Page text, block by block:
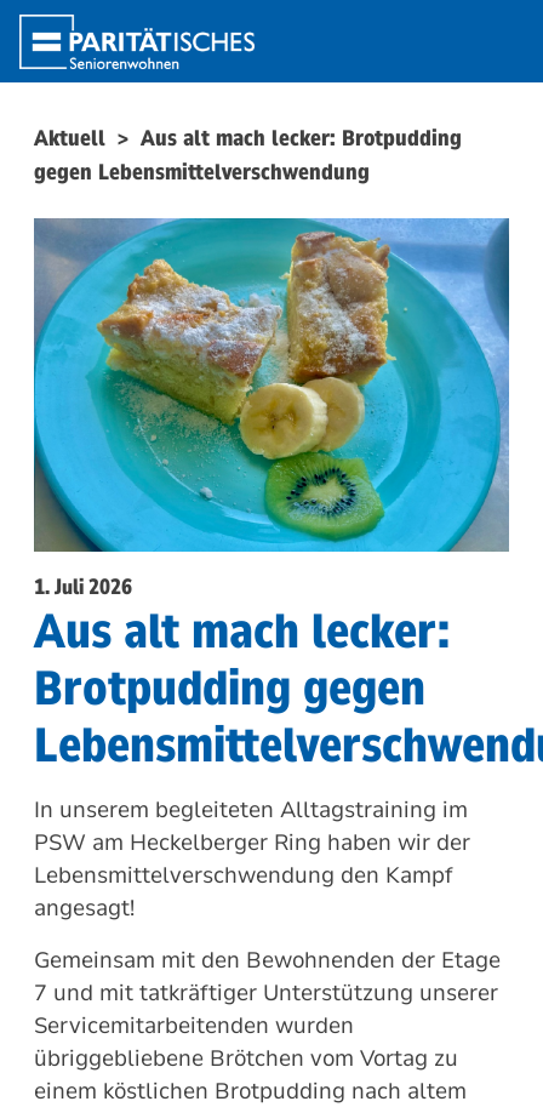
Aktuell > Aus alt mach lecker: Brotpudding
gegen Lebensmittelverschwendung
1. Juli 2026
Aus alt mach lecker:
Brotpudding gegen
In unserem begleiteten Alltagstraining im
PSW am Heckelberger Ring haben wir der
Lebensmittelverschwendung den Kampf
angesagt!
Gemeinsam mit den Bewohnenden der Etage
7 und mit tatkräftiger Unterstützung unserer
Servicemitarbeitenden wurden
übriggebliebene Brötchen vom Vortag zu
einem köstlichen Brotpudding nach altem